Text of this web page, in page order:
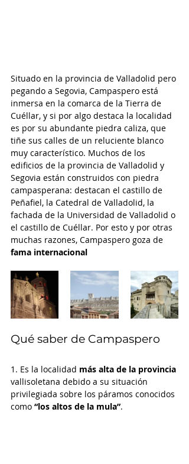
Situado en la provincia de Valladolid pero
pegando a Segovia, Campaspero está
inmersa en la comarca de la Tierra de
Cuéllar, y si por algo destaca la localidad
es por su abundante piedra caliza, que
tiñe sus calles de un reluciente blanco
muy característico. Muchos de los
edificios de la provincia de Valladolid y
Segovia están construidos con piedra
campasperana: destacan el castillo de
Peñafiel, la Catedral de Valladolid, la
fachada de la Universidad de Valladolid o
el castillo de Cuéllar. Por esto y por otras
muchas razones, Campaspero goza de
fama internacional
Qué saber de Campaspero
1. Es la localidad más alta de la provincia
vallisoletana debido a su situación
privilegiada sobre los páramos conocidos
como “los altos de la mula”.